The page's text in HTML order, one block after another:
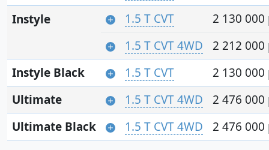
Instyle
1.5 T CVT
2 130 000
1.5 T CVT 4WD
2 212 000
Instyle Black
1.5 T CVT
2 130 000
Ultimate
1.5 T CVT 4WD
2 476 000
Ultimate Black
1.5 T CVT 4WD 2 476 000